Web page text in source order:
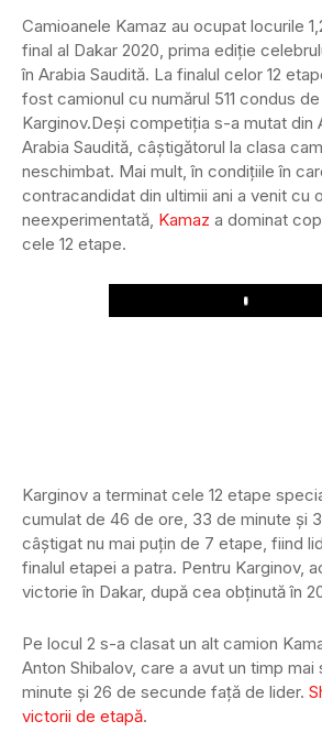
Camioanele Kamaz au ocupat locurile
final al Dakar 2020, prima ediție
în Arabia Saudită. La finalul celor 12
fost camionul cu numărul 511 condus
Karginov.Deși competiția s-a mutat din
Arabia Saudită, câștigătorul la clasa
neschimbat. Mai mult, în condițiile în
contracandidat din ultimii ani a venit cu
neexperimentată, Kamaz a dominat
cele 12 etape.
Play
Karginov a terminat cele 12 etape
cumulat de 46 de ore, 33 de minute și
câștigat nu mai puțin de 7 etape, fiind
finalul etapei a patra. Pentru Karginov,
victorie în Dakar, după cea obținută în
Pe locul 2 s-a clasat un alt camion
Anton Shibalov, care a avut un timp mai
minute și 26 de secunde față de lider.
victorii de etapă.